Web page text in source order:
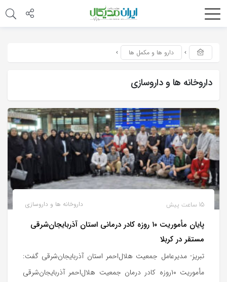
دارو ها و مکمل ها
داروخانه ها و داروسازی
داروخانه ها و داروسازی 15 ساعت پیش
پایان مأموریت ۱۰ روزه کادر درمانی استان آذربایجان‌شرقی
مستقر در کربلا
تبریز- مدیرعامل جمعیت هلال‌احمر استان آذربایجان‌شرقی گفت:
مأموریت ۱۰روزه کادر درمان جمعیت هلال‌احمر آذربایجان‌شرقی